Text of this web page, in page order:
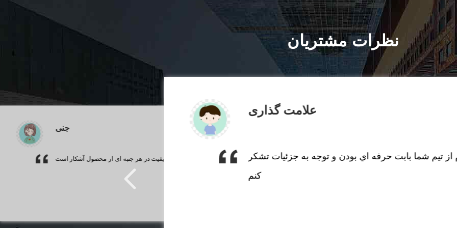
نظرات مشتریان
جنی
تعهد شرکت شما به کیفیت در هر جنبه ای از محصول آشکار است.
علامت گذاری
از تيم شما بابت حرفه اي بودن و توجه به جزئیات تشکر
کنم